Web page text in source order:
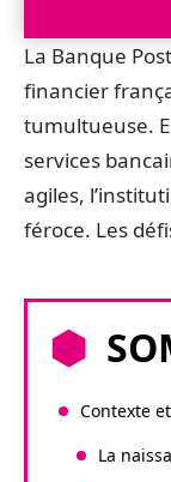
La Banque
financier
tumultueuse.
services
agiles,
féroce. Les
Contexte
La